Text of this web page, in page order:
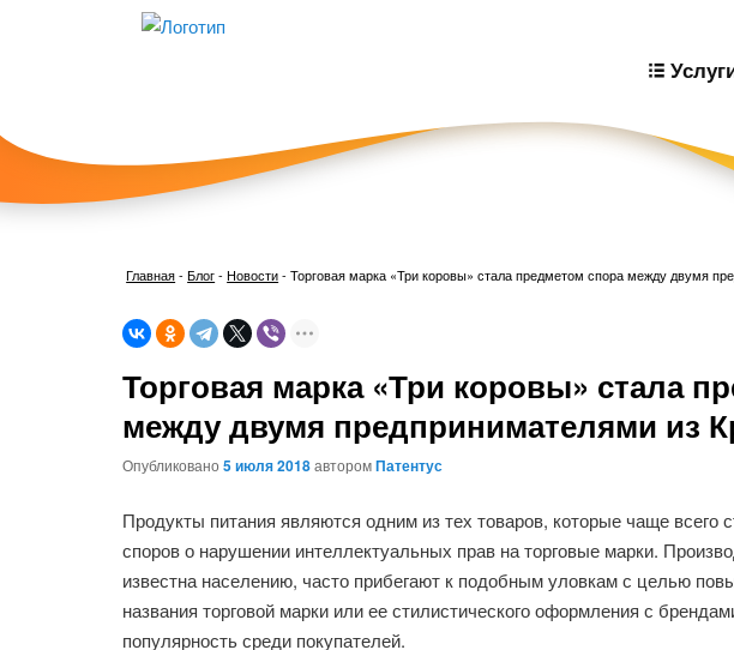
Главная-Блог- Новости- Торговая марка «Три коровы» стала предметом спора между двумя
Торговая марка «Три коровы» стала
между двумя предпринимателями из
Опубликовано5 июля 2018авторомПатентус
Продукты питания являются одним из тех товаров, которые чаще всего
споров о нарушении интеллектуальных прав на торговые марки.
известна населению, часто прибегают к подобным уловкам с целью
названия торговой марки или ее стилистического оформления с
популярность среди покупателей.